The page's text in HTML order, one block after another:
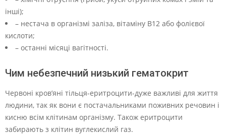
інші);
– нестача в організмі заліза, вітаміну В12 або фолієвої
кислоти;
– останні місяці вагітності.
Чим небезпечний низький гематокрит
Червоні кров’яні тільця-еритроцити-дуже важливі для життя
людини, так як вони є постачальниками поживних речовин і
кисню всім клітинам організму. Також еритроцити
забирають з клітин вуглекислий газ.